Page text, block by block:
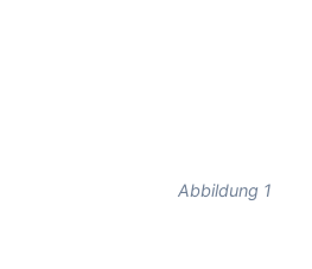
Abbildung 1